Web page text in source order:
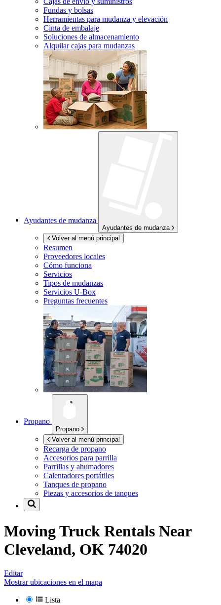
Fundas y bolsas
Herramientas para mudanza y elevación
Cinta de embalaje
Soluciones de almacenamiento
Alquilar cajas para mudanzas
Ayudantes de mudanza
Ayudantes de mudanza
Volver al menú principal
Resumen
Proveedores locales
Cómo funciona
Servicios
Tipos de mudanzas
Servicios U-Box
Preguntas frecuentes
Propano
Propano
Volver al menú principal
Recarga de propano
Accesorios para parrilla
Parrillas y ahumadores
Calentadores portátiles
Tanques de propano
Piezas y accesorios de tanques
Moving Truck Rentals Near
Cleveland, OK 74020
Editar
Mostrar ubicaciones en el mapa
Lista